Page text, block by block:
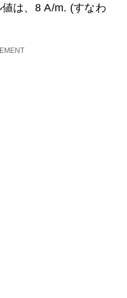
は、 8 A/m. (すなわ